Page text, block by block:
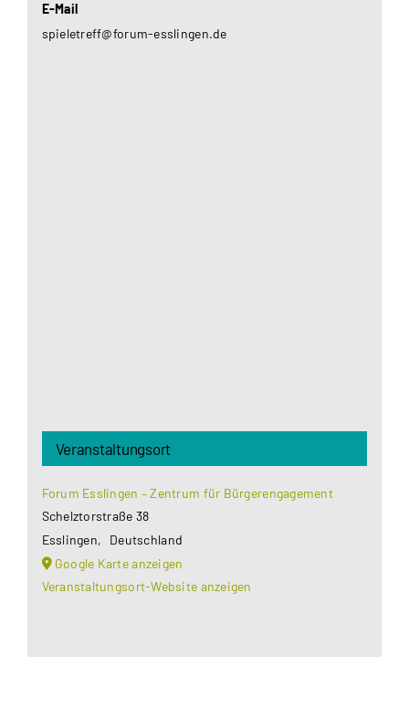
E-Mail
spieletreff@forum-esslingen.de
Veranstaltungsort
Forum Esslingen – Zentrum für Bürgerengagement
Schelztorstraße 38
Esslingen,
Deutschland
Google Karte anzeigen
Veranstaltungsort-Website anzeigen